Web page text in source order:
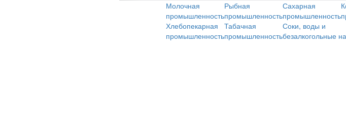
Молочная
промышленность
Рыбная
промышленность
Сахарная
промышленность
Хлебопекарная
промышленность
Табачная
промышленность
Соки, воды и
безалкогольные